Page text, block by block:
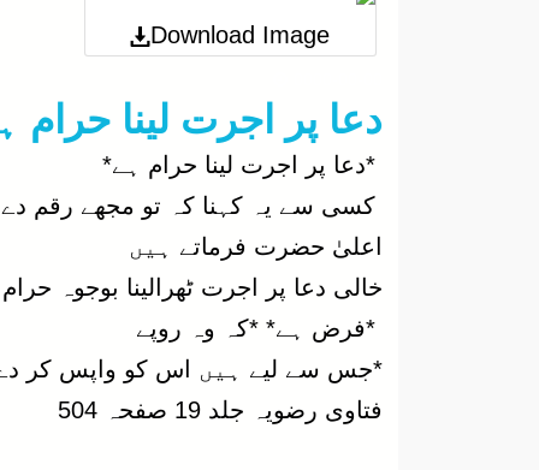
Download Image
دعا پر اجرت لینا حرام
*دعا پر اجرت لینا حرام ہے*
اعلیٰ حضرت فرماتے ہیں
فرض ہے* *کہ وہ روپے*
*جس سے لیے ہیں اس کو واپس کر دے*
فتاوی رضویہ جلد 19 صفحہ 504